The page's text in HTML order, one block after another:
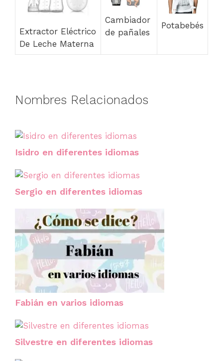
Extractor Eléctrico
De Leche Materna
Cambiador
de pañales
Potabebés
Nombres Relacionados
Isidro en diferentes idiomas
Sergio en diferentes idiomas
Fabián en varios idiomas
Silvestre en diferentes idiomas